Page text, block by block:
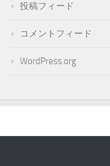
投稿フィード
コメントフィード
WordPress.org